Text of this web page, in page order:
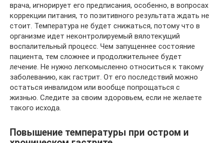
врача, игнорирует его предписания, особенно, в вопросах
коррекции питания, то позитивного результата ждать не
стоит. Температура не будет снижаться, потому что в
организме идет неконтролируемый вялотекущий
воспалительный процесс. Чем запущеннее состояние
пациента, тем сложнее и продолжительнее будет
лечение. Не нужно легкомысленно относиться к такому
заболеванию, как гастрит. От его последствий можно
остаться инвалидом или вообще попрощаться с
жизнью. Следите за своим здоровьем, если не желаете
такого исхода.
Повышение температуры при остром и